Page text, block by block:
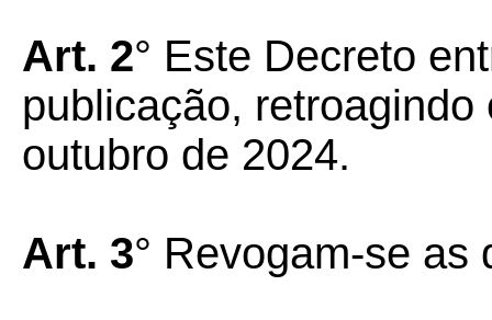
Art. 2° Este Decreto
publicação,
outubro de 2024.
Art. 3° Revogam-se as